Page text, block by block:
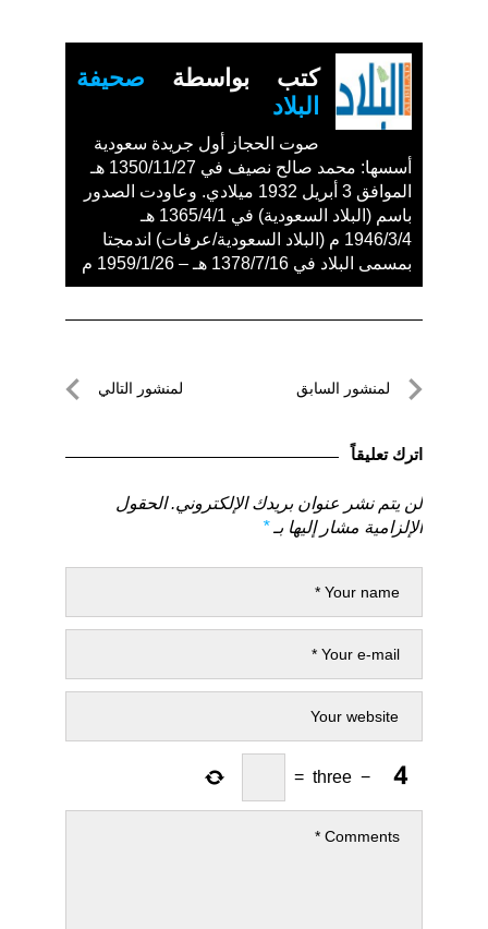
كتب بواسطة صحيفة
البلاد
صوت الحجاز أول جريدة سعودية
أسسها: محمد صالح نصيف في 1350/11/27 هـ
الموافق 3 أبريل 1932 ميلادي. وعاودت الصدور
باسم (البلاد السعودية) في 1365/4/1 هـ
1946/3/4 م (البلاد السعودية/عرفات) اندمجتا
بمسمى البلاد في 1378/7/16 هـ – 1959/1/26 م
تصفّحلمنشور السابق
السابق
لمنشور التالي
اترك تعليقاً
لن يتم نشر عنوان بريدك الإلكتروني. الحقول
الإلزامية مشار إليها بـ*
−
three
=